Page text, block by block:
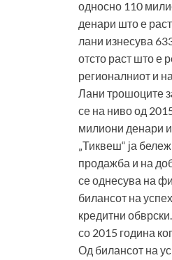
односно 110
денари што е
лани изнесува
отсто раст што е
регионалниот и
Лани трошоците
се на ниво од
милиони денари
„Тиквеш“ ја
продажба и на
се однесува на
билансот на
кредитни
со 2015 година
Од билансот на